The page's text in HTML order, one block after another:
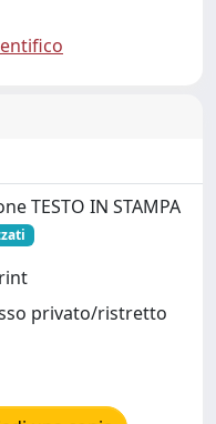
TESTO IN STAMPA
privato/ristretto